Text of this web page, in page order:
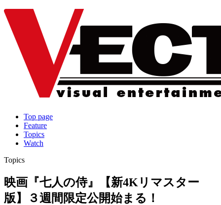
Top page
Feature
Topics
Watch
Topics
映画『七人の侍』【新4Kリマスター
版】３週間限定公開始まる！